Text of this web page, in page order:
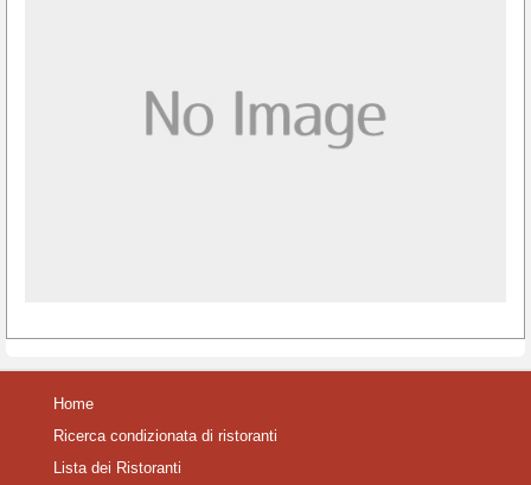
Home
Ricerca condizionata di ristoranti
Lista dei Ristoranti